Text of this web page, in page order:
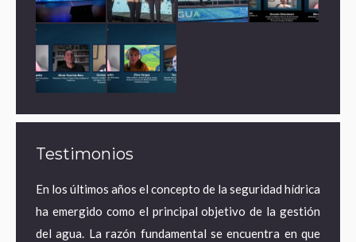
Testimonios
En los últimos años el concepto de la seguridad hídrica
ha emergido como el principal objetivo de la gestión
del agua. La razón fundamental se encuentra en que